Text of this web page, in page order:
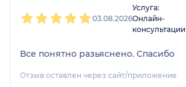
03.08.2026
Услуга:
Онлайн-
консультации
Все понятно разьяснено. Спасибо
Отзыв оставлен через сайт/приложение